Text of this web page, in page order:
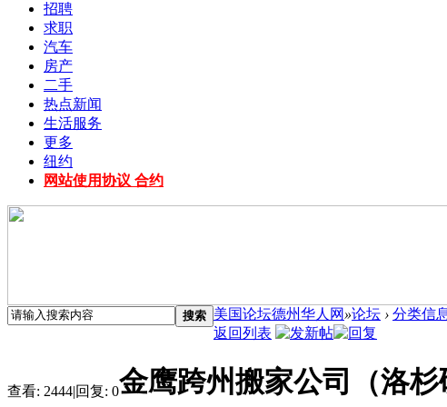
招聘
求职
汽车
房产
二手
热点新闻
生活服务
更多
纽约
网站使用协议 合约
搜索 美国论坛德州华人网 »论坛 › 分类信
返回列表
查看: 2444|回复: 0金鹰跨州搬家公司（洛